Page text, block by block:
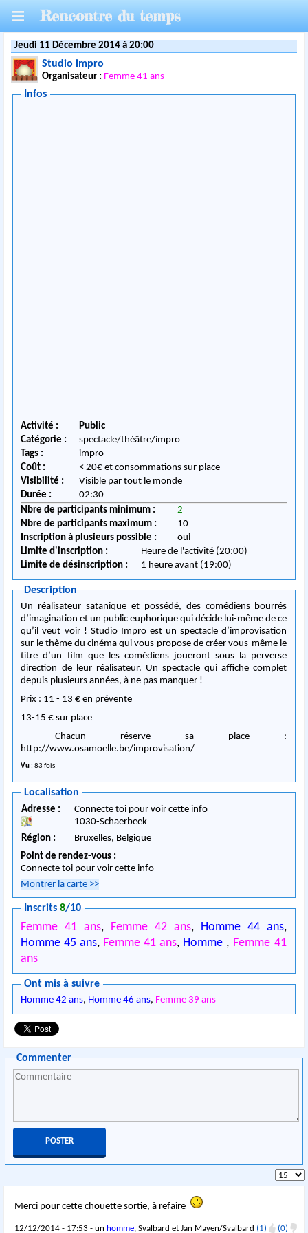
Rencontre du temps
Jeudi 11 Décembre 2014 à 20:00
Studio impro
Organisateur : Femme 41 ans
Infos
Activité :
Public
Catégorie :
spectacle/théâtre/impro
Tags :
impro
Coût :
< 20€ et consommations sur place
Visibilité :
Visible par tout le monde
Durée :
02:30
Nbre de participants minimum :
2
Nbre de participants maximum :
10
Inscription à plusieurs possible :
oui
Limite d'inscription :
Heure de l'activité (20:00)
Limite de désinscription :
1 heure avant (19:00)
Description
Un réalisateur satanique et possédé, des comédiens bourrés
d’imagination et un public euphorique qui décide lui-même de ce
qu’il veut voir ! Studio Impro est un spectacle d’improvisation
sur le thème du cinéma qui vous propose de créer vous-même le
titre d’un film que les comédiens joueront sous la perverse
direction de leur réalisateur. Un spectacle qui affiche complet
depuis plusieurs années, à ne pas manquer !
Prix : 11 - 13 € en prévente
13-15 € sur place
Chacun réserve sa place :
http://www.osamoelle.be/improvisation/
Vu : 83 fois
Localisation
Adresse :
Connecte toi pour voir cette info
1030-Schaerbeek
Région :
Bruxelles, Belgique
Point de rendez-vous :
Connecte toi pour voir cette info
Montrer la carte >>
Inscrits8/10
Femme 41 ans, Femme 42 ans, Homme 44 ans,
Homme 45 ans, Femme 41 ans, Homme , Femme 41
ans
Ont mis à suivre
Homme 42 ans, Homme 46 ans, Femme 39 ans
Commenter
Merci pour cette chouette sortie, à refaire
12/12/2014 - 17:53 - un homme, Svalbard et Jan Mayen/Svalbard (1) (0)